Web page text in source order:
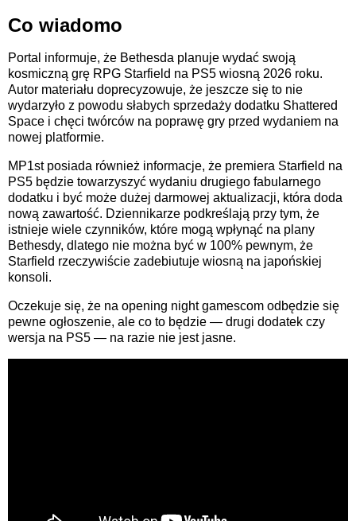
Co wiadomo
Portal informuje, że Bethesda planuje wydać swoją
kosmiczną grę RPG Starfield na PS5 wiosną 2026 roku.
Autor materiału doprecyzowuje, że jeszcze się to nie
wydarzyło z powodu słabych sprzedaży dodatku Shattered
Space i chęci twórców na poprawę gry przed wydaniem na
nowej platformie.
MP1st posiada również informacje, że premiera Starfield na
PS5 będzie towarzyszyć wydaniu drugiego fabularnego
dodatku i być może dużej darmowej aktualizacji, która doda
nową zawartość. Dziennikarze podkreślają przy tym, że
istnieje wiele czynników, które mogą wpłynąć na plany
Bethesdy, dlatego nie można być w 100% pewnym, że
Starfield rzeczywiście zadebiutuje wiosną na japońskiej
konsoli.
Oczekuje się, że na opening night gamescom odbędzie się
pewne ogłoszenie, ale co to będzie — drugi dodatek czy
wersja na PS5 — na razie nie jest jasne.